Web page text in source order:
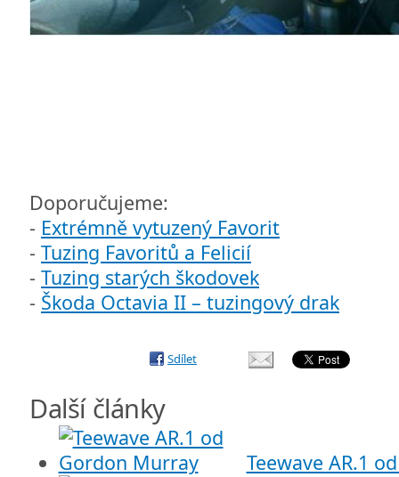
Doporučujeme:
- Extrémně vytuzený Favorit
- Tuzing Favoritů a Felicií
- Tuzing starých škodovek
- Škoda Octavia II – tuzingový drak
Sdílet
Další články
Teewave AR.1